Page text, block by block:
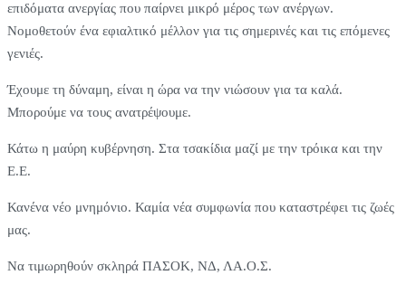
επιδόματα ανεργίας που παίρνει μικρό μέρος των ανέργων.
Νομοθετούν ένα εφιαλτικό μέλλον για τις σημερινές και τις επόμενες
γενιές.
Έχουμε τη δύναμη, είναι η ώρα να την νιώσουν για τα καλά.
Μπορούμε να τους ανατρέψουμε.
Κάτω η μαύρη κυβέρνηση. Στα τσακίδια μαζί με την τρόικα και την
Ε.Ε.
Κανένα νέο μνημόνιο. Καμία νέα συμφωνία που καταστρέφει τις ζωές
μας.
Να τιμωρηθούν σκληρά ΠΑΣΟΚ, ΝΔ, ΛΑ.Ο.Σ.